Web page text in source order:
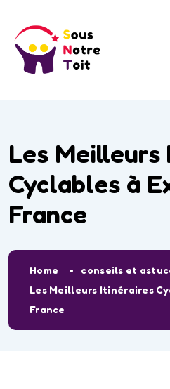
Les
Cyclables à
France
Home
conseils et
Les Meilleurs Itinéraires
France